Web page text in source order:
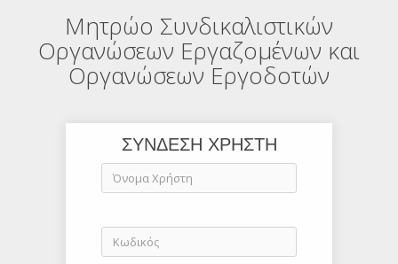
Μητρώο Συνδικαλιστικών
Οργανώσεων Εργαζομένων και
Οργανώσεων Εργοδοτών
ΣΥΝΔΕΣΗ ΧΡΗΣΤΗ